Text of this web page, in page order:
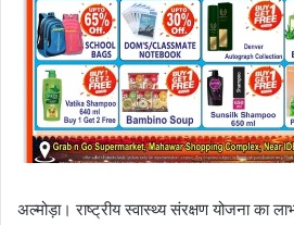
अल्मोड़ा। राष्ट्रीय स्वास्थ्य संरक्षण योजना का